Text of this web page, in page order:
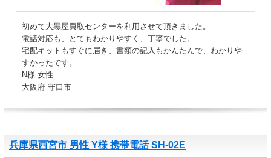
初めて大黒屋買取センターを利用させて頂きました。
電話対応も、とてもわかりやすく、丁寧でした。
宅配キットもすぐに届き、書類の記入もかんたんで、わかりや
すかったです。
N様 女性
大阪府 守口市
兵庫県西宮市 男性 Y様 携帯電話 SH-02E